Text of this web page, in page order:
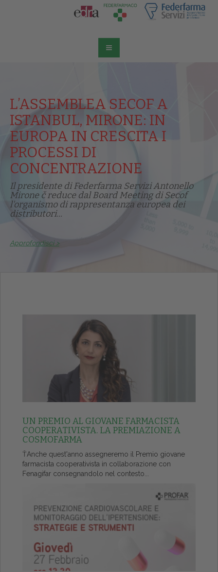
L’ASSEMBLEA SECOF A
ISTANBUL, MIRONE: IN
EUROPA IN CRESCITA I
PROCESSI DI
CONCENTRAZIONE
Il presidente di Federfarma Servizi Antonello
Mirone č reduce dal Board Meeting di Secof
l'organismo di rappresentanza europea dei
distributori...
Approfondisci >
UN PREMIO AL GIOVANE FARMACISTA
COOPERATIVISTA. LA PREMIAZIONE A
COSMOFARMA
ŤAnche quest'anno assegneremo il Premio giovane
farmacista cooperativista in collaborazione con
Fenagifar consegnandolo nel contesto...